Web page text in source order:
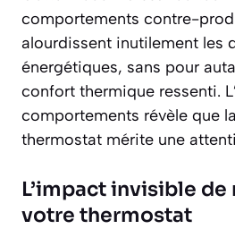
comportements contre-
alourdissent inutilement les
énergétiques, sans pour
confort thermique ressenti.
comportements révèle que
thermostat mérite une
L’impact invisible
votre thermostat